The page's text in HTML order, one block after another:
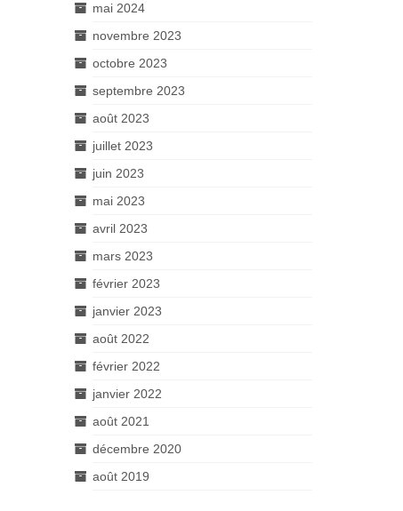
mai 2024
novembre 2023
octobre 2023
septembre 2023
août 2023
juillet 2023
juin 2023
mai 2023
avril 2023
mars 2023
février 2023
janvier 2023
août 2022
février 2022
janvier 2022
août 2021
décembre 2020
août 2019